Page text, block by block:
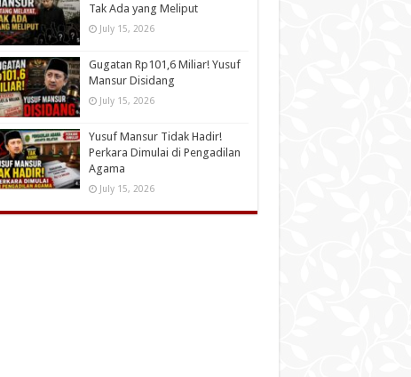
Tak Ada yang Meliput
July 15, 2026
Gugatan Rp101,6 Miliar! Yusuf
Mansur Disidang
July 15, 2026
Yusuf Mansur Tidak Hadir!
Perkara Dimulai di Pengadilan
Agama
July 15, 2026